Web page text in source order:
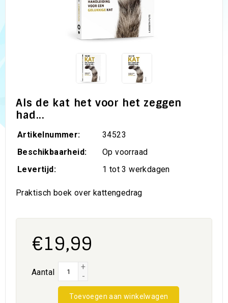
Als de kat het voor het zeggen
had...
Artikelnummer:
34523
Beschikbaarheid:
Op voorraad
Levertijd:
1 tot 3 werkdagen
Praktisch boek over kattengedrag
€19,99
Aantal
+
-
Toevoegen aan winkelwagen